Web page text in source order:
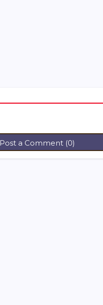
Post a Comment (0)